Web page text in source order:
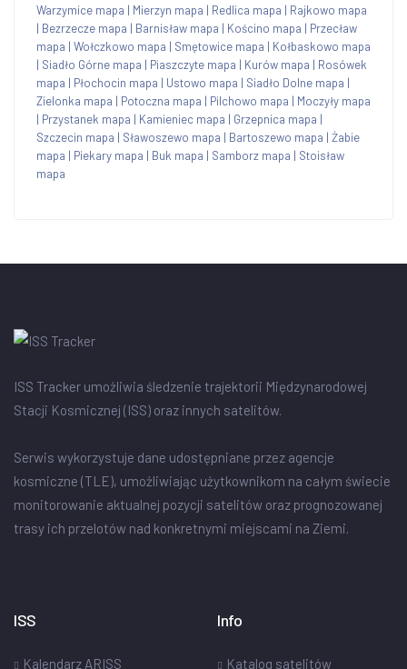
Warzymice mapa | Mierzyn mapa | Redlica mapa | Rajkowo mapa
| Bezrzecze mapa | Barnisław mapa | Kościno mapa | Przecław
mapa | Wołczkowo mapa | Smętowice mapa | Kołbaskowo mapa
| Siadło Górne mapa | Piaszczyte mapa | Kurów mapa | Rosówek
mapa | Płochocin mapa | Ustowo mapa | Siadło Dolne mapa |
Zielonka mapa | Potoczna mapa | Pilchowo mapa | Moczyły mapa
| Przystanek mapa | Kamieniec mapa | Grzepnica mapa |
Szczecin mapa | Sławoszewo mapa | Bartoszewo mapa | Żabie
mapa | Piekary mapa | Buk mapa | Samborz mapa | Stoisław
mapa
ISS Tracker umożliwia śledzenie trajektorii Międzynarodowej
Stacji Kosmicznej (ISS) oraz innych satelitów.
Serwis wykorzystuje dane udostępniane przez agencje
kosmiczne (TLE), umożliwiając użytkownikom na całym świecie
monitorowanie aktualnej pozycji satelitów oraz prognozowanej
trasy ich przelotów nad konkretnymi miejscami na Ziemi.
ISS
Kalendarz ARISS
Info
Katalog satelitów